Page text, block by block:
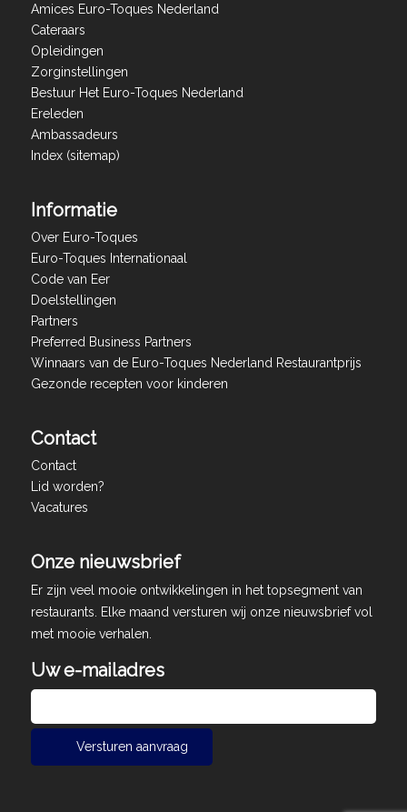
Amices Euro-Toques Nederland
Cateraars
Opleidingen
Zorginstellingen
Bestuur Het Euro-Toques Nederland
Ereleden
Ambassadeurs
Index (sitemap)
Informatie
Over Euro-Toques
Euro-Toques Internationaal
Code van Eer
Doelstellingen
Partners
Preferred Business Partners
Winnaars van de Euro-Toques Nederland Restaurantprijs
Gezonde recepten voor kinderen
Contact
Contact
Lid worden?
Vacatures
Onze nieuwsbrief
Er zijn veel mooie ontwikkelingen in het topsegment van
restaurants. Elke maand versturen wij onze nieuwsbrief vol
met mooie verhalen.
Uw e-mailadres